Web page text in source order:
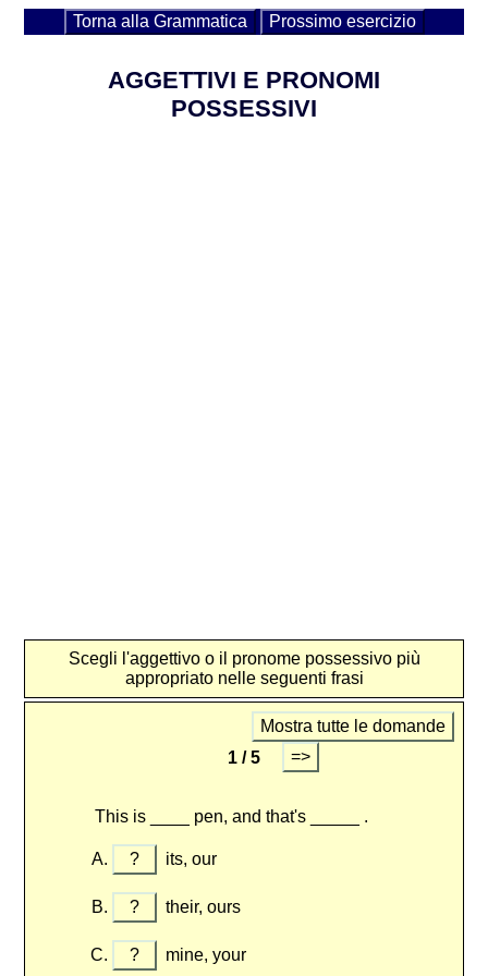
Torna alla Grammatica Prossimo esercizio
AGGETTIVI E PRONOMI
POSSESSIVI
Scegli l'aggettivo o il pronome possessivo più
appropriato nelle seguenti frasi
Mostra tutte le domande
1 / 5
=>
This is ____ pen, and that's _____ .
? its, our
? their, ours
? mine, your